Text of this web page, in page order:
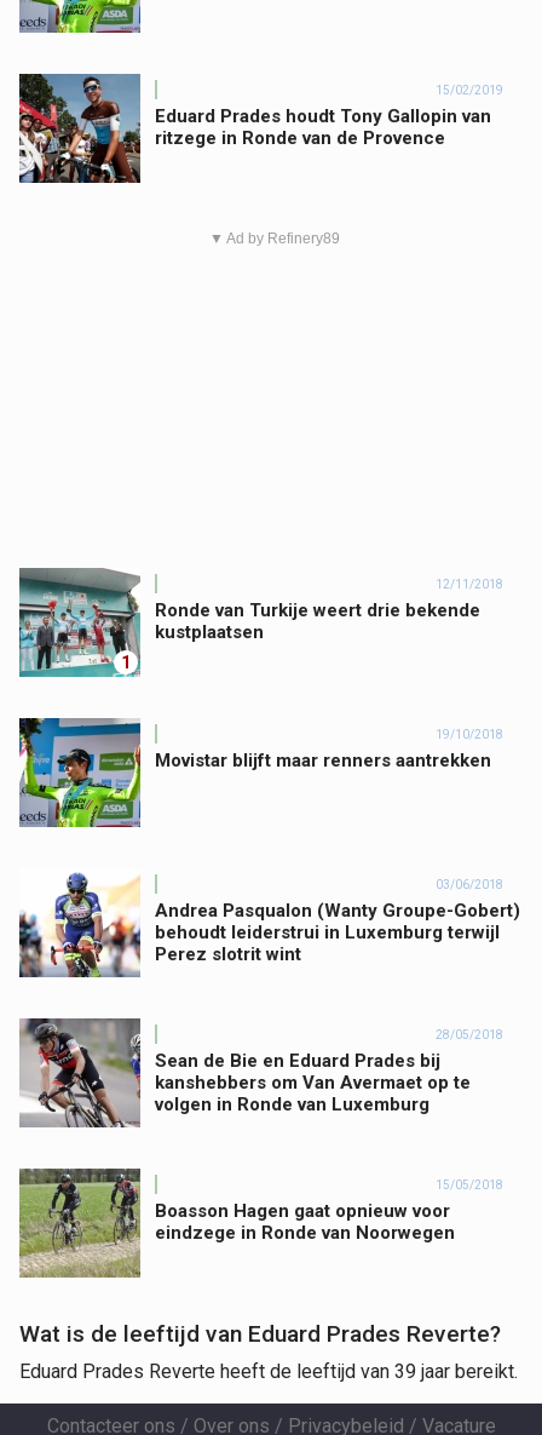
15/02/2019
Eduard Prades houdt Tony Gallopin van
ritzege in Ronde van de Provence
▼ Ad by Refinery89
1
12/11/2018
Ronde van Turkije weert drie bekende
kustplaatsen
19/10/2018
Movistar blijft maar renners aantrekken
03/06/2018
Andrea Pasqualon (Wanty Groupe-Gobert)
behoudt leiderstrui in Luxemburg terwijl
Perez slotrit wint
28/05/2018
Sean de Bie en Eduard Prades bij
kanshebbers om Van Avermaet op te
volgen in Ronde van Luxemburg
15/05/2018
Boasson Hagen gaat opnieuw voor
eindzege in Ronde van Noorwegen
Wat is de leeftijd van Eduard Prades Reverte?
Eduard Prades Reverte heeft de leeftijd van 39 jaar bereikt.
Contacteer ons / Over ons / Privacybeleid / Vacature